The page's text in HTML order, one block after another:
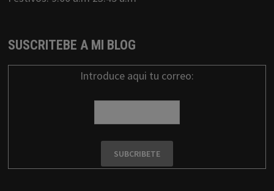
SUSCRITEBE A MI BLOG
Introduce aqui tu correo: